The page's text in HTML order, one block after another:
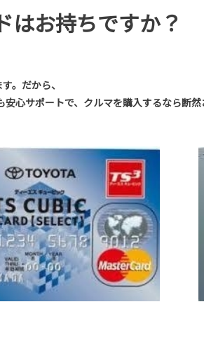
はお持ちですか？
。だから、
心サポートで、クルマを購入するなら断然